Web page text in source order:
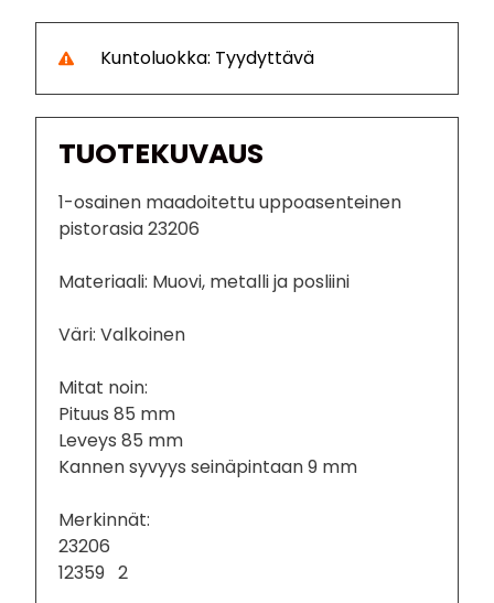
Kuntoluokka: Tyydyttävä
TUOTEKUVAUS
1-osainen maadoitettu uppoasenteinen
pistorasia 23206
Materiaali: Muovi, metalli ja posliini
Väri: Valkoinen
Mitat noin:
Pituus 85 mm
Leveys 85 mm
Kannen syvyys seinäpintaan 9 mm
Merkinnät:
23206
12359 2